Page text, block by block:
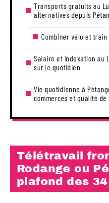
Transports gratuits au
alternatives depuis
Combiner vélo et train
Salaire et indexation au
sur le quotidien
Vie quotidienne à
commerces et qualité de
Télétravail
Rodange ou
plafond des